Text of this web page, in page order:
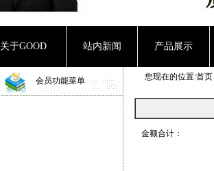
关于GOOD 站内新闻 产品展示
会员功能菜单 您现在的位置:首页
金额合计：